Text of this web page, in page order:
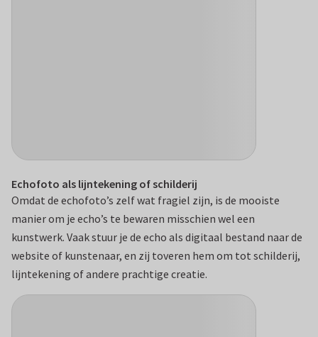
Echofoto als lijntekening of schilderij
Omdat de echofoto’s zelf wat fragiel zijn, is de mooiste
manier om je echo’s te bewaren misschien wel een
kunstwerk. Vaak stuur je de echo als digitaal bestand naar de
website of kunstenaar, en zij toveren hem om tot schilderij,
lijntekening of andere prachtige creatie.